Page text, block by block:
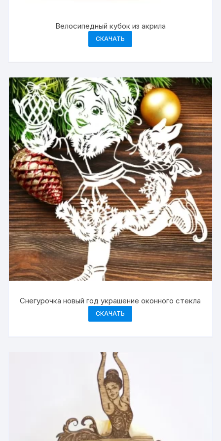
Велосипедный кубок из акрила
СКАЧАТЬ
Снегурочка новый год украшение оконного стекла
СКАЧАТЬ